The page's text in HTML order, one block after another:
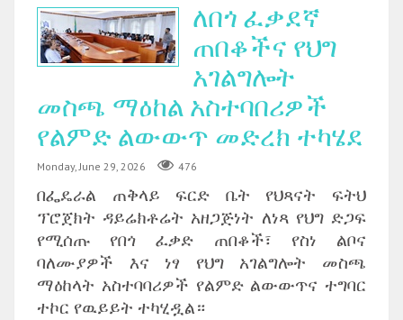
ለበጎ ፈቃደኛ
ጠበቆችና የህግ
አገልግሎት
መስጫ ማዕከል አስተባበሪዎች
የልምድ ልውውጥ መድረክ ተካሄደ
Monday, June 29, 2026 476
በፌዴራል ጠቅላይ ፍርድ ቤት የህጻናት ፍትህ
ፕሮጀክት ዳይሬክቶሬት አዘጋጅነት ለነጻ የህግ ድጋፍ
የሚሰጡ የበጎ ፈቃድ ጠበቆች፣ የስነ ልቦና
ባለሙያዎች እና ነፃ የህግ አገልግሎት መስጫ
ማዕከላት አስተባባሪዎች የልምድ ልውውጥና ተግባር
ተኮር የዉይይት ተካሂዷል።